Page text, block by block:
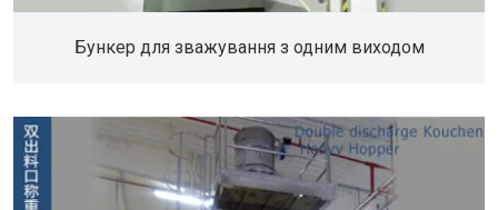
Бункер для зважування з одним виходом